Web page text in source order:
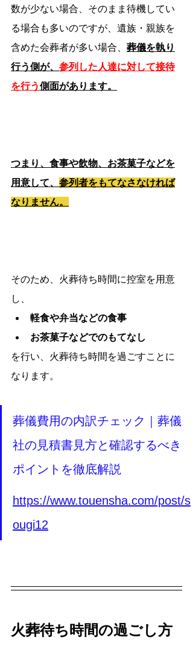
数が少ない場合、そのまま待機してい
る場合も多いのですが、遺族・親族を
含めた会葬者が多い場合、 葬儀を執り
行う側が、 参列した人達に対して接待
を行う側面があります。
つまり、食事や飲物、お茶菓子などを
用意して、 参列者をもてなさなければ
なりません。
そのため、火葬待ち時間に控室を用意
し、
軽食や弁当などの食事
お茶菓子などでのもてなし
を行い、火葬待ち時間を過ごすことに
なります。
葬儀費用の内訳チェック｜葬儀
社の見積書見方と確認するべき
ポイントを徹底解説
https://www.touensha.com/post/s
ougi12
火葬待ち時間の過ごし方